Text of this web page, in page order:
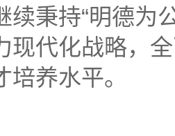
续秉持“明德为
现代化战略，
养水平。